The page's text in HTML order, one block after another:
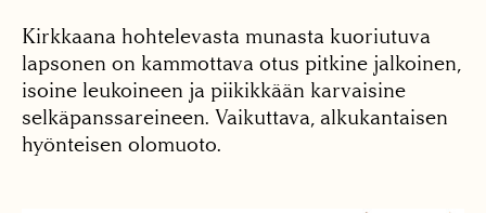
Kirkkaana hohtelevasta munasta kuoriutuva
lapsonen on kammottava otus pitkine jalkoinen,
isoine leukoineen ja piikikkään karvaisine
selkäpanssareineen. Vaikuttava, alkukantaisen
hyönteisen olomuoto.